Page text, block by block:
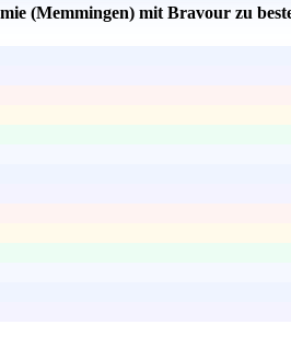
(Memmingen) mit Bravour zu